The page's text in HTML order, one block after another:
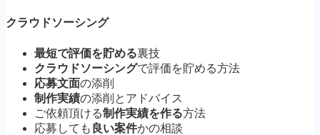
クラウドソーシング
最短で評価を貯める裏技
クラウドソーシングで評価を貯める方法
応募文面の添削
制作実績の添削とアドバイス
ご依頼頂ける制作実績を作る方法
応募しても 良い案件かの相談